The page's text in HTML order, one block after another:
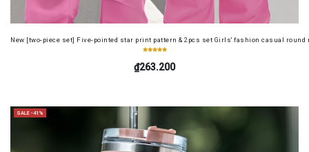
New [two-piece set] Five-pointed star print pattern & 2pcs set Girls' fashion casual
₫263.200
SALE -41%